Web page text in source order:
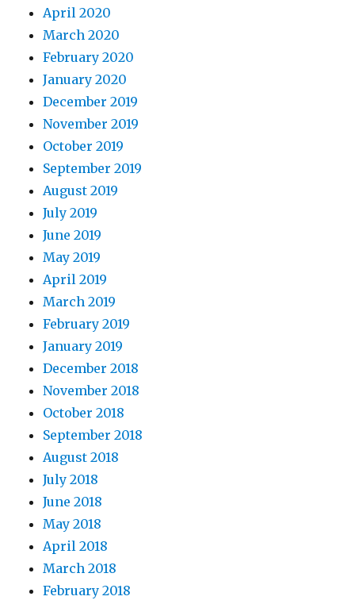
April 2020
March 2020
February 2020
January 2020
December 2019
November 2019
October 2019
September 2019
August 2019
July 2019
June 2019
May 2019
April 2019
March 2019
February 2019
January 2019
December 2018
November 2018
October 2018
September 2018
August 2018
July 2018
June 2018
May 2018
April 2018
March 2018
February 2018